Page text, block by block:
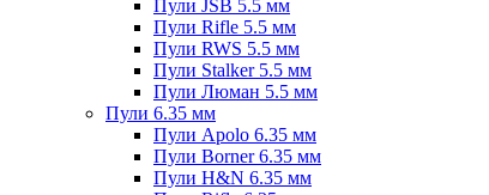
Пули JSB 5.5 мм
Пули Rifle 5.5 мм
Пули RWS 5.5 мм
Пули Stalker 5.5 мм
Пули Люман 5.5 мм
Пули 6.35 мм
Пули Apolo 6.35 мм
Пули Borner 6.35 мм
Пули H&N 6.35 мм